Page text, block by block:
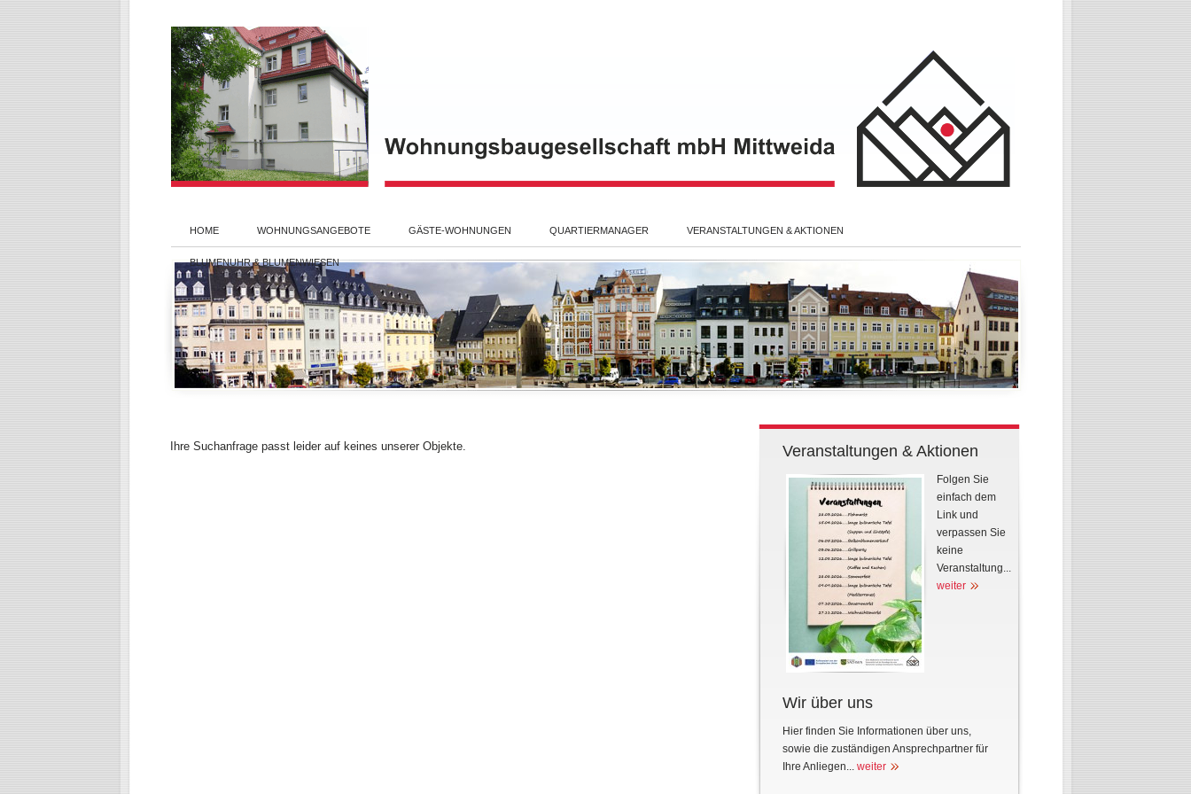
HOME WOHNUNGSANGEBOTE GÄSTE-WOHNUNGEN QUARTIERMANAGER VERANSTALTUNGEN & AKTIONEN
BLUMENUHR & BLUMENWIESEN
Ihre Suchanfrage passt leider auf keines unserer Objekte. Veranstaltungen & Aktionen
Folgen Sie
einfach dem
Link und
verpassen Sie
keine
Veranstaltung...
weiter
Wir über uns
Hier finden Sie Informationen über uns,
sowie die zuständigen Ansprechpartner für
Ihre Anliegen... weiter